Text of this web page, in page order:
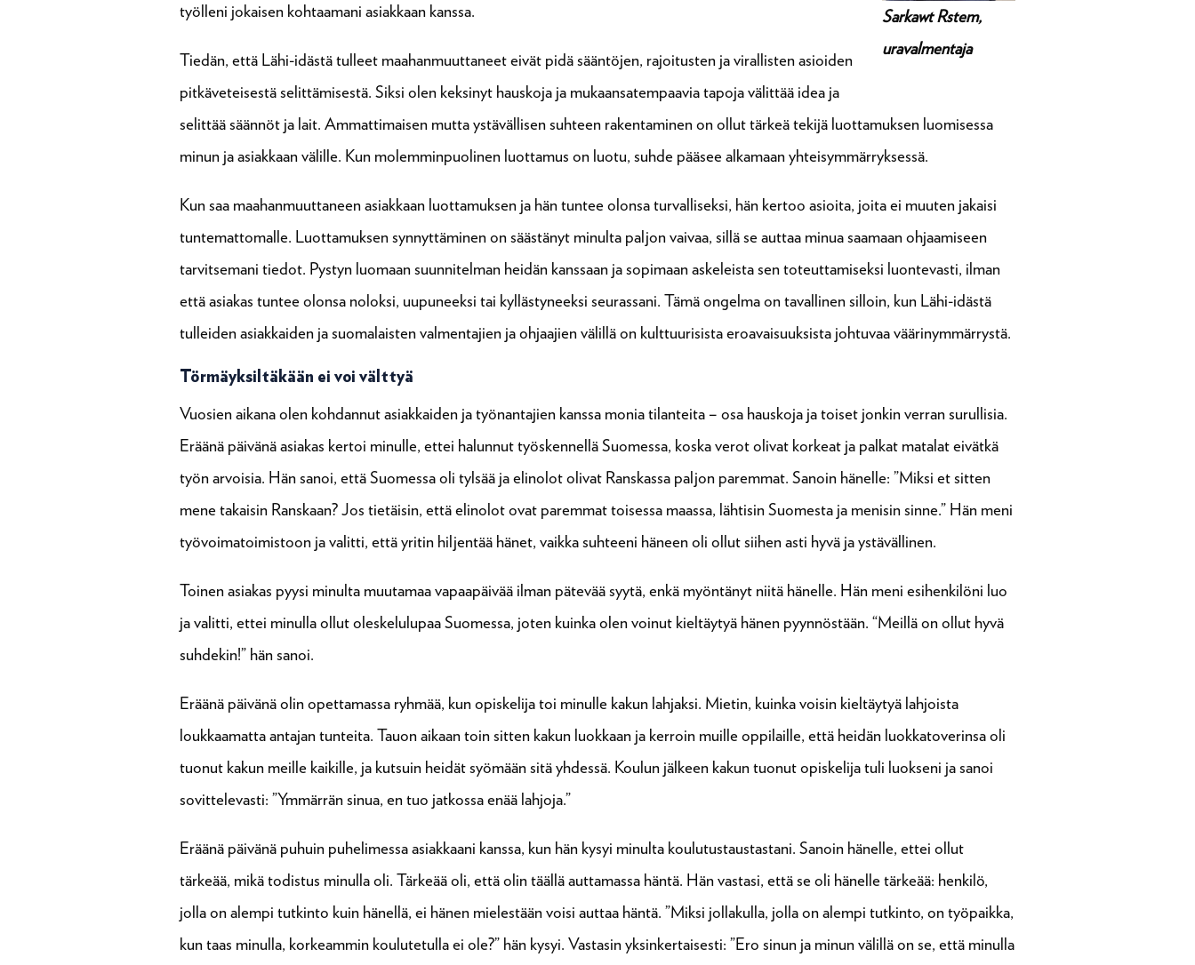
Sarkawt Rstem,
uravalmentaja
työlleni jokaisen kohtaamani asiakkaan kanssa.
Tiedän, että Lähi-idästä tulleet maahanmuuttaneet eivät pidä sääntöjen, rajoitusten ja virallisten asioiden
pitkäveteisestä selittämisestä. Siksi olen keksinyt hauskoja ja mukaansatempaavia tapoja välittää idea ja
selittää säännöt ja lait. Ammattimaisen mutta ystävällisen suhteen rakentaminen on ollut tärkeä tekijä luottamuksen luomisessa
minun ja asiakkaan välille. Kun molemminpuolinen luottamus on luotu, suhde pääsee alkamaan yhteisymmärryksessä.
Kun saa maahanmuuttaneen asiakkaan luottamuksen ja hän tuntee olonsa turvalliseksi, hän kertoo asioita, joita ei muuten jakaisi
tuntemattomalle. Luottamuksen synnyttäminen on säästänyt minulta paljon vaivaa, sillä se auttaa minua saamaan ohjaamiseen
tarvitsemani tiedot. Pystyn luomaan suunnitelman heidän kanssaan ja sopimaan askeleista sen toteuttamiseksi luontevasti, ilman
että asiakas tuntee olonsa noloksi, uupuneeksi tai kyllästyneeksi seurassani. Tämä ongelma on tavallinen silloin, kun Lähi-idästä
tulleiden asiakkaiden ja suomalaisten valmentajien ja ohjaajien välillä on kulttuurisista eroavaisuuksista johtuvaa väärinymmärrystä.
Törmäyksiltäkään ei voi välttyä
Vuosien aikana olen kohdannut asiakkaiden ja työnantajien kanssa monia tilanteita – osa hauskoja ja toiset jonkin verran surullisia.
Eräänä päivänä asiakas kertoi minulle, ettei halunnut työskennellä Suomessa, koska verot olivat korkeat ja palkat matalat eivätkä
työn arvoisia. Hän sanoi, että Suomessa oli tylsää ja elinolot olivat Ranskassa paljon paremmat. Sanoin hänelle: ”Miksi et sitten
mene takaisin Ranskaan? Jos tietäisin, että elinolot ovat paremmat toisessa maassa, lähtisin Suomesta ja menisin sinne.” Hän meni
työvoimatoimistoon ja valitti, että yritin hiljentää hänet, vaikka suhteeni häneen oli ollut siihen asti hyvä ja ystävällinen.
Toinen asiakas pyysi minulta muutamaa vapaapäivää ilman pätevää syytä, enkä myöntänyt niitä hänelle. Hän meni esihenkilöni luo
ja valitti, ettei minulla ollut oleskelulupaa Suomessa, joten kuinka olen voinut kieltäytyä hänen pyynnöstään. “Meillä on ollut hyvä
suhdekin!” hän sanoi.
Eräänä päivänä olin opettamassa ryhmää, kun opiskelija toi minulle kakun lahjaksi. Mietin, kuinka voisin kieltäytyä lahjoista
loukkaamatta antajan tunteita. Tauon aikaan toin sitten kakun luokkaan ja kerroin muille oppilaille, että heidän luokkatoverinsa oli
tuonut kakun meille kaikille, ja kutsuin heidät syömään sitä yhdessä. Koulun jälkeen kakun tuonut opiskelija tuli luokseni ja sanoi
sovittelevasti: ”Ymmärrän sinua, en tuo jatkossa enää lahjoja.”
Eräänä päivänä puhuin puhelimessa asiakkaani kanssa, kun hän kysyi minulta koulutustaustastani. Sanoin hänelle, ettei ollut
tärkeää, mikä todistus minulla oli. Tärkeää oli, että olin täällä auttamassa häntä. Hän vastasi, että se oli hänelle tärkeää: henkilö,
jolla on alempi tutkinto kuin hänellä, ei hänen mielestään voisi auttaa häntä. ”Miksi jollakulla, jolla on alempi tutkinto, on työpaikka,
kun taas minulla, korkeammin koulutetulla ei ole?” hän kysyi. Vastasin yksinkertaisesti: ”Ero sinun ja minun välillä on se, että minulla